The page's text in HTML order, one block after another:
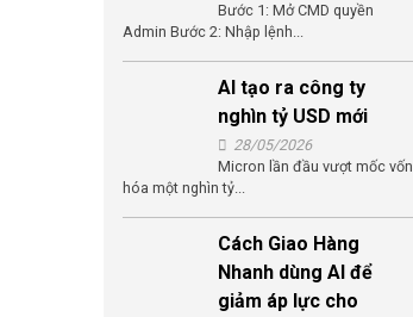
Bước 1: Mở CMD quyền
Admin Bước 2: Nhập lệnh...
AI tạo ra công ty
nghìn tỷ USD mới
28/05/2026
Micron lần đầu vượt mốc vốn
hóa một nghìn tỷ...
Cách Giao Hàng
Nhanh dùng AI để
giảm áp lực cho